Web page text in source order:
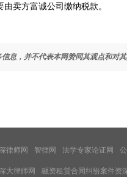
卖方富诚公司缴纳税款。
息，并不代表本网赞同其观点和对
律师网 智律网 法学专家论证网
大律师网 融资租赁合同纠纷案件资